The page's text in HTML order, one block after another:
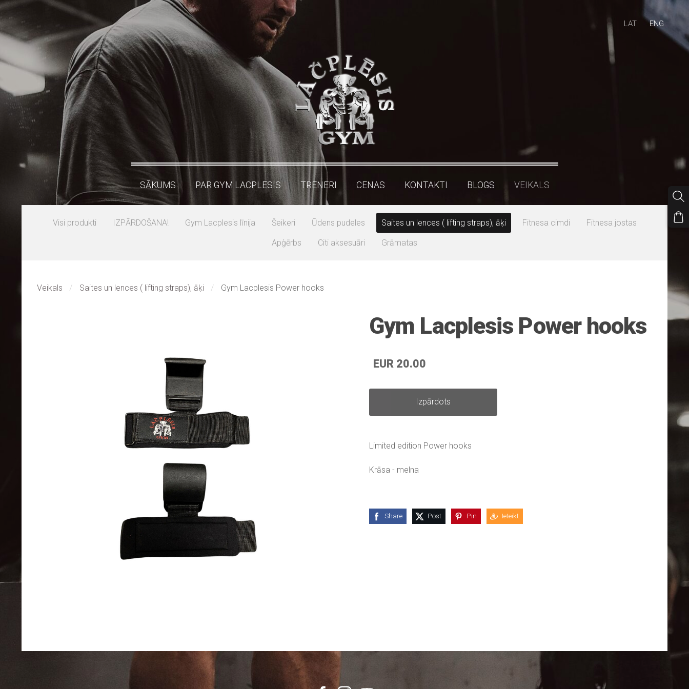
LAT ENG
SĀKUMS PAR GYM LACPLESIS TRENERI CENAS KONTAKTI BLOGS VEIKALS
Visi produkti IZPĀRDOŠANA! Gym Lacplesis līnija Šeikeri Ūdens pudeles Saites un lences ( lifting straps), āķi Fitnesa cimdi Fitnesa jostas
Apģērbs Citi aksesuāri Grāmatas
Veikals Saites un lences ( lifting straps), āķi Gym Lacplesis Power hooks
Gym Lacplesis Power hooks
EUR 20.00
Izpārdots
Limited edition Power hooks
Krāsa - melna
Share Post Pin Ieteikt